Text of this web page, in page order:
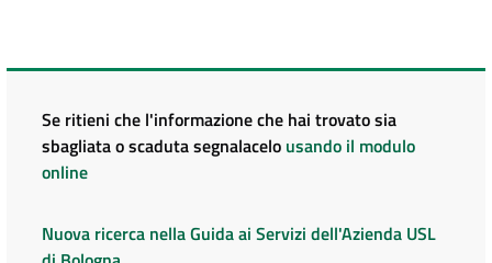
Se ritieni che l'informazione che hai trovato sia
sbagliata o scaduta segnalacelo usando il modulo
online
Nuova ricerca nella Guida ai Servizi dell'Azienda USL